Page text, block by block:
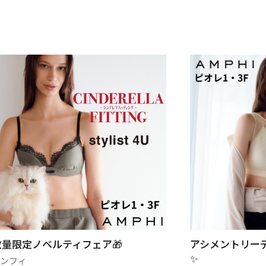
限定ノベルティフェア🎁
フィ
アシメントリー
✨